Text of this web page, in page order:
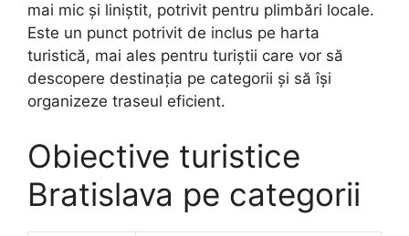
mai mic și liniștit, potrivit pentru plimbări locale.
Este un punct potrivit de inclus pe harta
turistică, mai ales pentru turiștii care vor să
descopere destinația pe categorii și să își
organizeze traseul eficient.
Obiective turistice
Bratislava pe categorii